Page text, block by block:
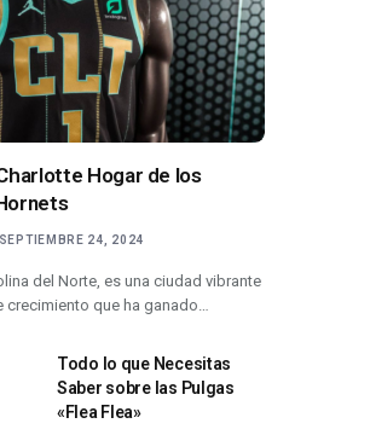
Hogar de los
SEPTIEMBRE 24, 2024
del Norte, es una ciudad vibrante
crecimiento que ha ganado…
Todo lo que Necesitas
Saber sobre las Pulgas
«Flea Flea»